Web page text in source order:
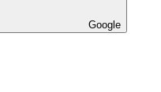
Google